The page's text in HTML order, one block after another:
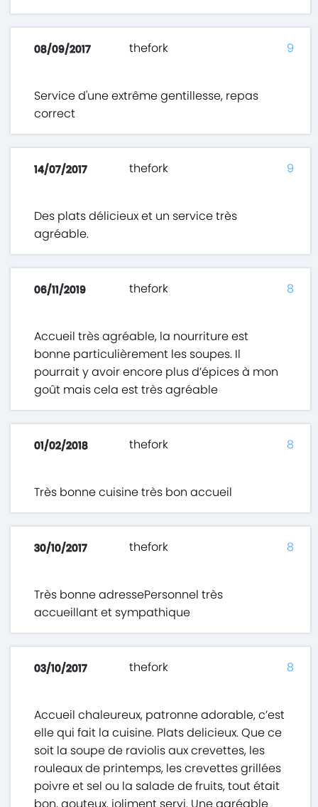
08/09/2017 thefork
Service d'une extrême gentillesse, repas
correct
9
14/07/2017 thefork
Des plats délicieux et un service très
agréable.
9
06/11/2019 thefork
Accueil très agréable, la nourriture est
bonne particulièrement les soupes. Il
pourrait y avoir encore plus d’épices à mon
goût mais cela est très agréable
8
01/02/2018 thefork
Très bonne cuisine très bon accueil
8
30/10/2017 thefork
Très bonne adressePersonnel très
accueillant et sympathique
8
03/10/2017 thefork
Accueil chaleureux, patronne adorable, c’est
elle qui fait la cuisine. Plats delicieux. Que ce
soit la soupe de raviolis aux crevettes, les
rouleaux de printemps, les crevettes grillées
poivre et sel ou la salade de fruits, tout était
8